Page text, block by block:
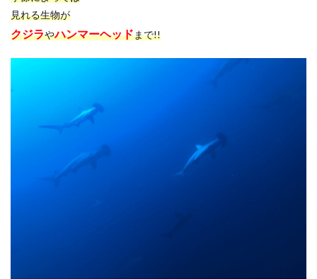
見れる生物が
クジラやハンマーヘッドまで!!